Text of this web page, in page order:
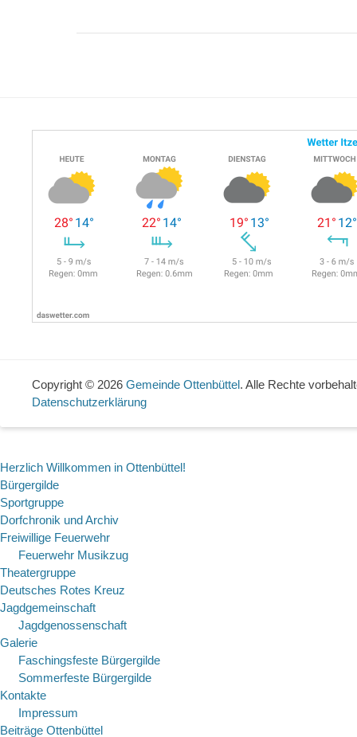
Copyright © 2026 Gemeinde Ottenbüttel. Alle Rechte
Datenschutzerklärung
Herzlich Willkommen in Ottenbüttel!
Bürgergilde
Sportgruppe
Dorfchronik und Archiv
Freiwillige Feuerwehr
Feuerwehr Musikzug
Theatergruppe
Deutsches Rotes Kreuz
Jagdgemeinschaft
Jagdgenossenschaft
Galerie
Faschingsfeste Bürgergilde
Sommerfeste Bürgergilde
Kontakte
Impressum
Beiträge Ottenbüttel